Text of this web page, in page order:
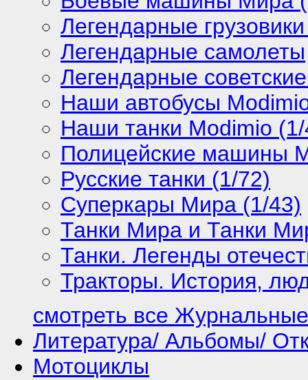
Легендарные
Легендарные самолеты
Легендарные
Наши автобусы
Наши танки Modimio
Полицейские машины
Русские танки (1/72)
Суперкары Мира (1/43)
Танки Мира и Танки
Танки. Легенды
Тракторы. История,
смотреть все
Литература/ Альбомы/
Мотоциклы